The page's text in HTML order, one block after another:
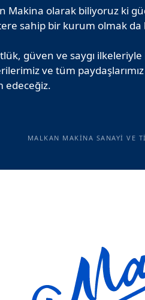
Makina olarak biliyoruz ki
sahip bir kurum olmak
güven ve saygı ilkeleriyle
ve tüm
edeceğiz.
MALKAN MAKINA SANAYI VE